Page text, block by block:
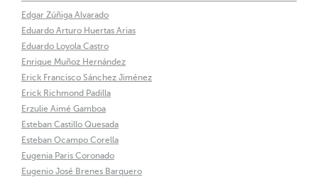
Edgar Zúñiga Alvarado
Eduardo Arturo Huertas Arias
Eduardo Loyola Castro
Enrique Muñoz Hernández
Erick Francisco Sánchez Jiménez
Erick Richmond Padilla
Erzulie Aimé Gamboa
Esteban Castillo Quesada
Esteban Ocampo Corella
Eugenia Paris Coronado
Eugenio José Brenes Barquero